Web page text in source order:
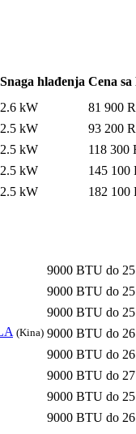
Snaga hlađenja Cena
2.6 kW 81 900
2.5 kW 93 200
2.5 kW 118 300
2.5 kW 145 100
2.5 kW 182 100
9000 BTU do
9000 BTU do
9000 BTU do
(Kina) 9000 BTU do
9000 BTU do
9000 BTU do
9000 BTU do
9000 BTU do